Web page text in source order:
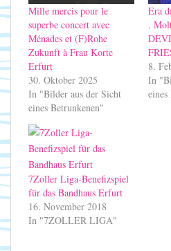
Mille mercis pour le
superbe concert avec
Ménades et (F)Rohe
Zukunft à Frau Korte
Erfurt
30. Oktober 2025
In "Bilder aus der Sicht
eines Betrunkenen"
Era
.
8.
In
7Zoller Liga-Benefizspiel
für das Bandhaus Erfurt
16. November 2018
In "7ZOLLER LIGA"